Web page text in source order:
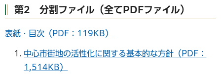
第2 分割ファイル（全てPDFファイル）
表紙・目次（PDF：119KB）
中心市街地の活性化に関する基本的な方針（PDF：
1,514KB）